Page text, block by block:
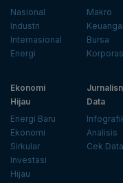
Nasional
Industri
Internasional
Energi
Makro
Bursa
Ekonomi
Hijau
Energi Baru
Ekonomi
Sirkular
Investasi
Hijau
Data
Analisis
Cek Data